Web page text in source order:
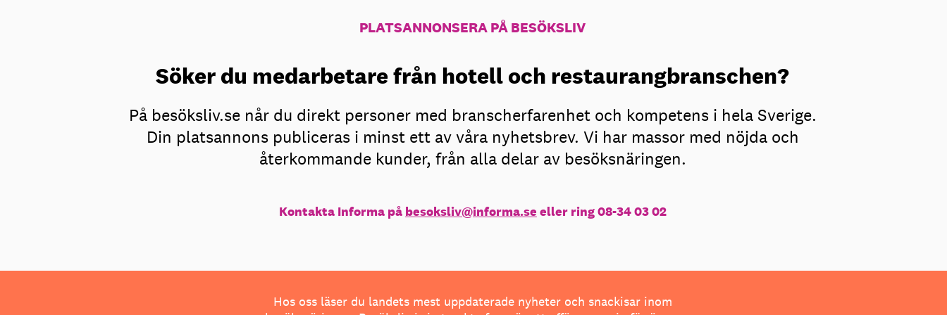
PLATSANNONSERA PÅ BESÖKSLIV
Söker du medarbetare från hotell och restaurangbranschen?
På besöksliv.se når du direkt personer med branscherfarenhet och kompetens i hela Sverige.
Din platsannons publiceras i minst ett av våra nyhetsbrev. Vi har massor med nöjda och
återkommande kunder, från alla delar av besöksnäringen.
Kontakta Informa på besoksliv@informa.se eller ring 08-34 03 02
Hos oss läser du landets mest uppdaterade nyheter och snackisar inom